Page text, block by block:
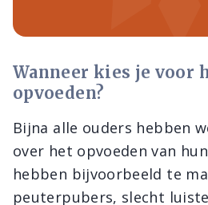
Wanneer kies je voor
opvoeden?
Bijna alle ouders hebben
over het opvoeden van
hebben bijvoorbeeld te
peuterpubers, slecht